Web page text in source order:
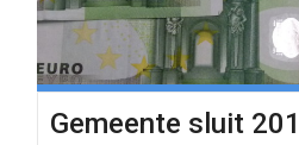
Gemeente sluit